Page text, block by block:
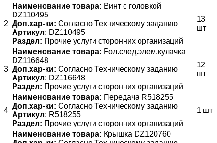
2
Наименование товара: Винт с головкой
DZ110495
Доп.хар-ки: Согласно Техническому заданию
Артикул: DZ110495
Раздел: Прочие услуги сторонних организаций
13
шт
3
Наименование товара: Рол.след.элем.кулачка
DZ116648
Доп.хар-ки: Согласно Техническому заданию
Артикул: DZ116648
Раздел: Прочие услуги сторонних организаций
12
шт
4
Наименование товара: Передача R518255
Доп.хар-ки: Согласно Техническому заданию
Артикул: R518255
Раздел: Прочие услуги сторонних организаций
1 шт
Наименование товара: Крышка DZ120760